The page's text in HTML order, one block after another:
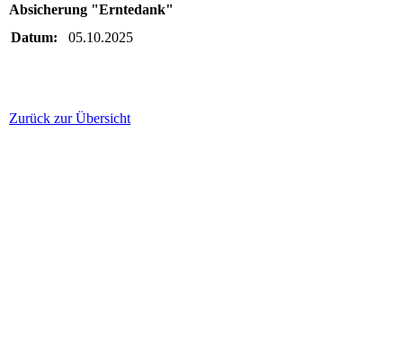
Absicherung "Erntedank"
Datum:
05.10.2025
Zurück zur Übersicht